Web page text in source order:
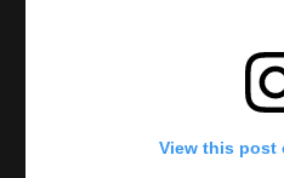
View this post